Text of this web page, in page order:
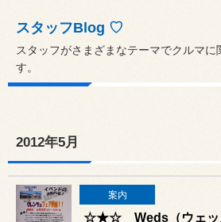
スタッフBlog ♡
スタッフがさまざまなテーマでクルマに
す。
2012年5月
案内